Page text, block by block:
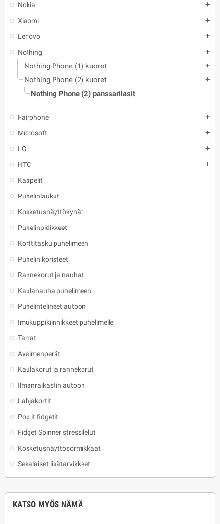
Nokia add
Xiaomi add
Lenovo add
Nothing add
Nothing Phone (1) kuoret add
Nothing Phone (2) kuoret add
Nothing Phone (2) panssarilasit
Fairphone add
Microsoft add
LG add
HTC add
Kaapelit
Puhelinlaukut
Kosketusnäyttökynät
Puhelinpidikkeet
Korttitasku puhelimeen
Puhelin koristeet
Rannekorut ja nauhat
Kaulanauha puhelimeen
Puhelintelineet autoon
Imukuppikiinnikkeet puhelimelle
Tarrat
Avaimenperät
Kaulakorut ja rannekorut
Ilmanraikastin autoon
Lahjakortit
Pop it fidgetit
Fidget Spinner stressilelut
Kosketusnäyttösormikkaat
Sekalaiset lisätarvikkeet
KATSO MYÖS NÄMÄ